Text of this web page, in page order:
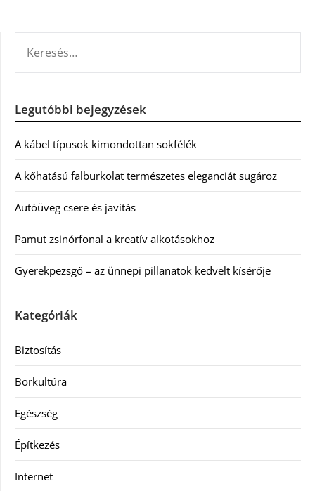
Legutóbbi bejegyzések
A kábel típusok kimondottan sokfélék
A kőhatású falburkolat természetes eleganciát sugároz
Autóüveg csere és javítás
Pamut zsinórfonal a kreatív alkotásokhoz
Gyerekpezsgő – az ünnepi pillanatok kedvelt kísérője
Kategóriák
Biztosítás
Borkultúra
Egészség
Építkezés
Internet